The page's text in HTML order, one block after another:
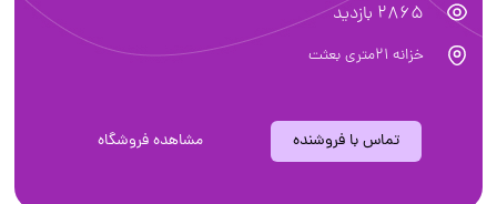
2865 بازدید
خزانه ۲۱متری بعثت
تماس با فروشنده مشاهده فروشگاه